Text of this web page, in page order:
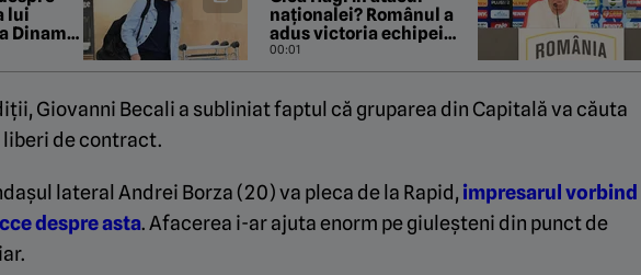
lui
Dinamo:
naționalei? Românul a
adus victoria echipei
sale în Europa League
00:01
Giovanni Becali a subliniat faptul că gruparea din Capitală va căuta
de contract.
lateral Andrei Borza (20) va pleca de la Rapid, impresarul vorbind
despre asta. Afacerea i-ar ajuta enorm pe giuleșteni din punct de